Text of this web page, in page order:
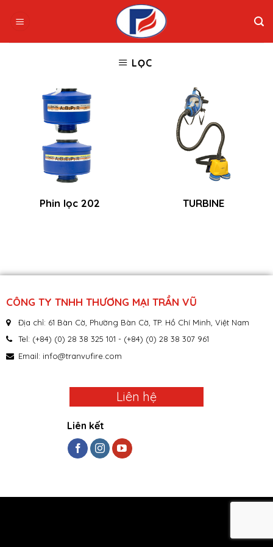
LỌC
Phin lọc 202 TURBINE
CÔNG TY TNHH THƯƠNG MẠI TRẦN VŨ
Địa chỉ: 61 Bàn Cờ, Phường Bàn Cờ, TP. Hồ Chí Minh, Việt Nam
Tel: (+84) (0) 28 38 325 101 - (+84) (0) 28 38 307 961
Email: info@tranvufire.com
Liên hệ
Liên kết